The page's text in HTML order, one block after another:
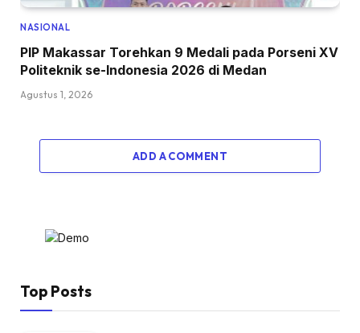
NASIONAL
PIP Makassar Torehkan 9 Medali pada Porseni XV
Politeknik se-Indonesia 2026 di Medan
Agustus 1, 2026
ADD A COMMENT
Top Posts